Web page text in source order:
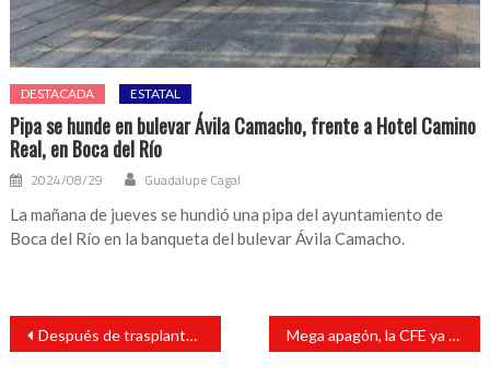
DESTACADA ESTATAL
Pipa se hunde en bulevar Ávila Camacho, frente a Hotel Camino
Real, en Boca del Río
2024/08/29 Guadalupe Cagal
La mañana de jueves se hundió una pipa del ayuntamiento de
Boca del Río en la banqueta del bulevar Ávila Camacho.
Navegación
entradas
Después de trasplante doble de riñón y 8 meses en el hospital, dan de alta a Toño Mauri Mega apagón, la CFE ya repuso el servicio a 65% de afectados